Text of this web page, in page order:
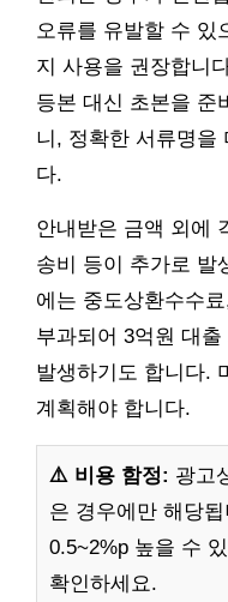
오류를 유발할 수 있
지 사용을 권장합니
등본 대신 초본을 준
니, 정확한 서류명을
다.
안내받은 금액 외에
송비 등이 추가로 발
에는 중도상환수수
부과되어 3억원 대출
발생하기도 합니다.
계획해야 합니다.
⚠️ 비용 함정: 광고
은 경우에만 해당
0.5~2%p 높을 수
확인하세요.